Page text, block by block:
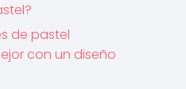
de pastel
con un diseño